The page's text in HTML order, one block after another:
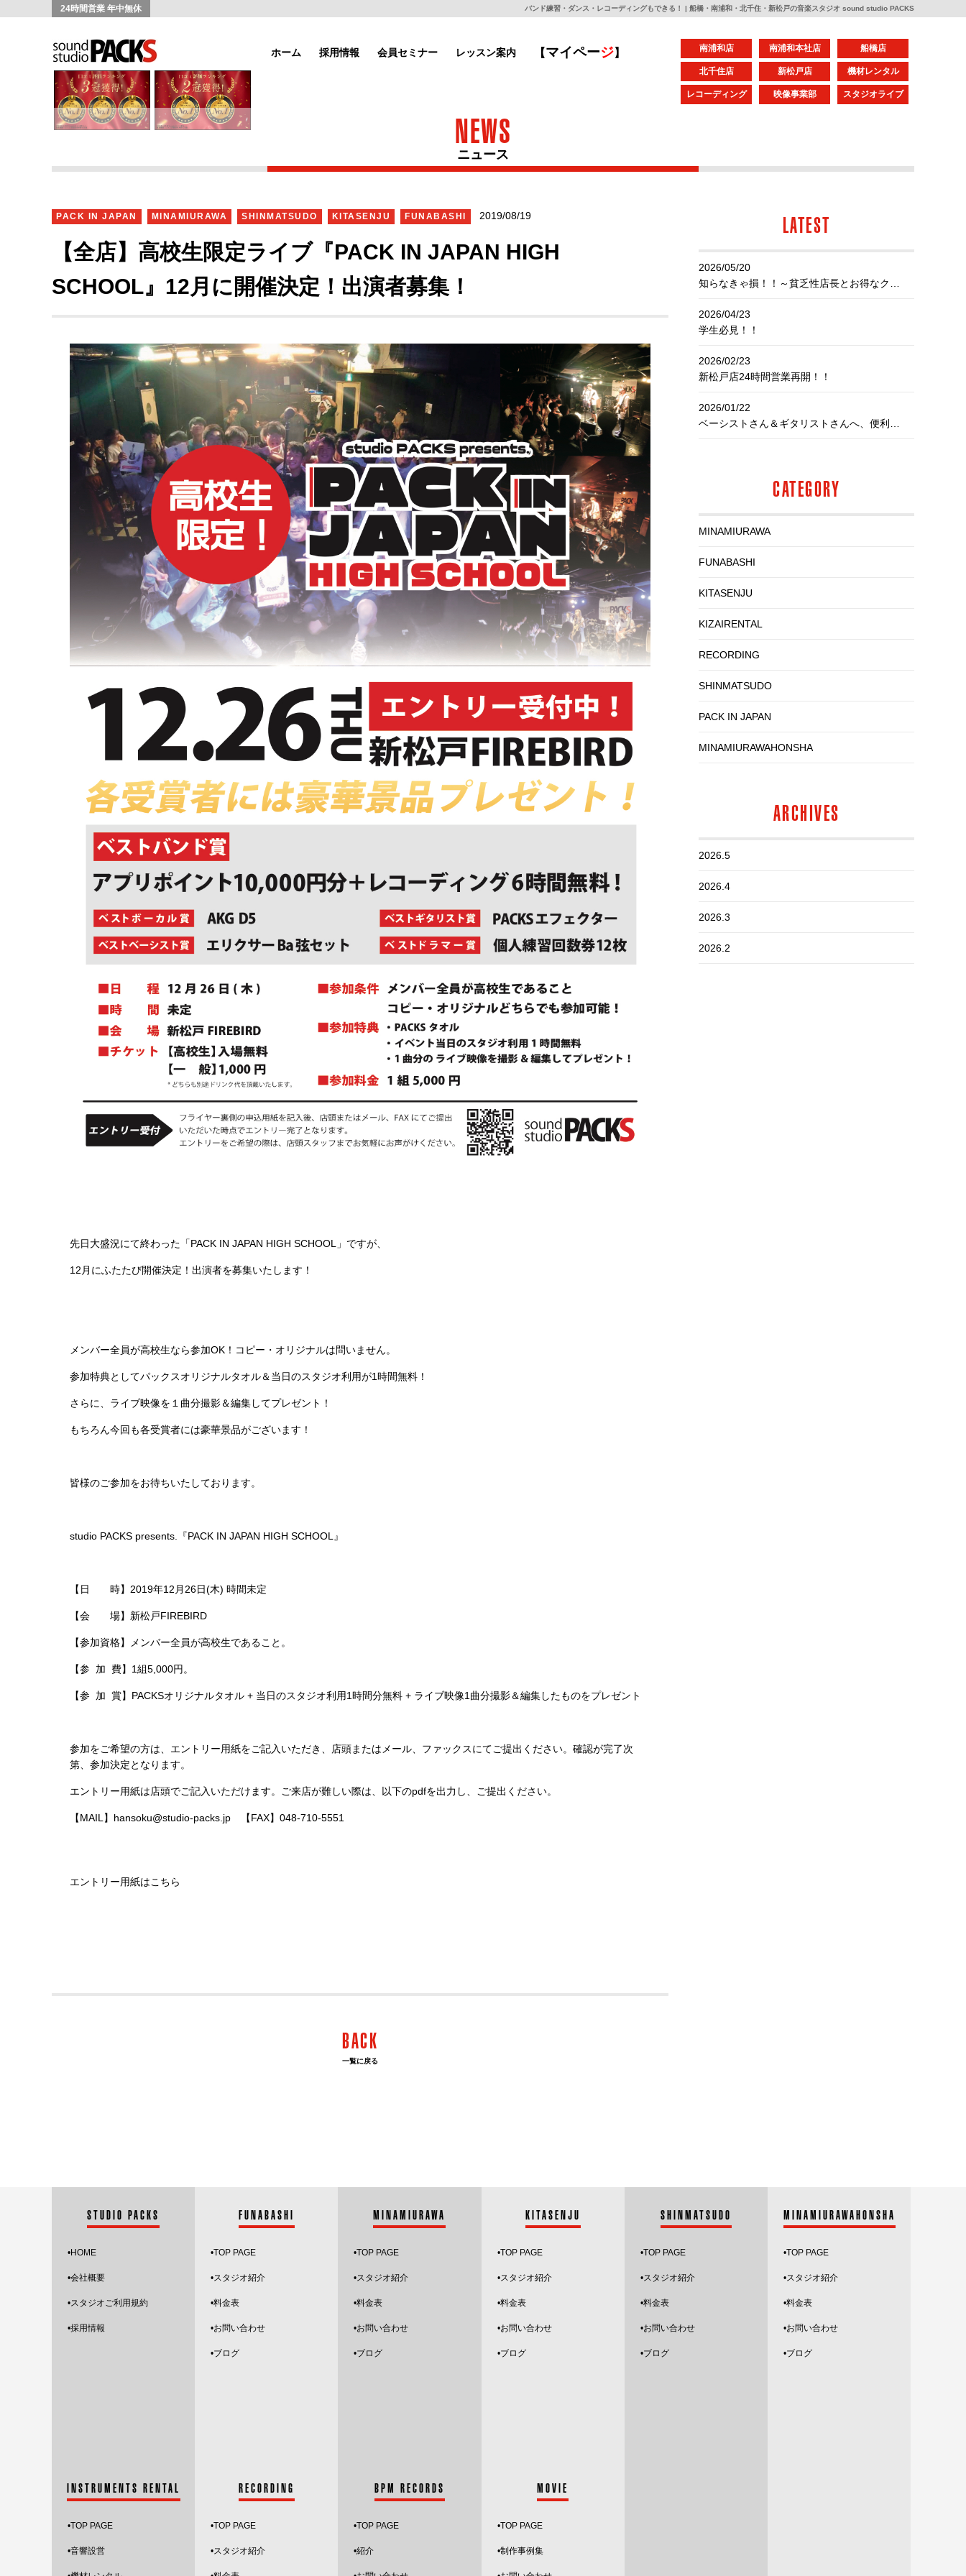
バンド練習・ダンス・レコーディングもできる！ | 船橋・南浦和・北千住・新松戸の音楽スタジオ sound studio PACKS
24時間営業 年中無休
ホーム 採用情報 会員セミナー レッスン案内 【マイページ】 南浦和店 南浦和本社店 船橋店
北千住店 新松戸店 機材レンタル
レコーディング 映像事業部 スタジオライブ
NEWS
ニュース
PACK IN JAPAN MINAMIURAWA SHINMATSUDO KITASENJU FUNABASHI 2019/08/19
【全店】高校生限定ライブ『PACK IN JAPAN HIGH
SCHOOL』12月に開催決定！出演者募集！
先日大盛況にて終わった「PACK IN JAPAN HIGH SCHOOL」ですが、
12月にふたたび開催決定！出演者を募集いたします！
メンバー全員が高校生なら参加OK！コピー・オリジナルは問いません。
参加特典としてパックスオリジナルタオル＆当日のスタジオ利用が1時間無料！
さらに、ライブ映像を１曲分撮影＆編集してプレゼント！
もちろん今回も各受賞者には豪華景品がございます！
皆様のご参加をお待ちいたしております。
studio PACKS presents.『PACK IN JAPAN HIGH SCHOOL』
【日 時】2019年12月26日(木) 時間未定
【会 場】 新松戸FIREBIRD
【参加資格】メンバー全員が高校生であること。
【参 加 費】1組5,000円。
【参 加 賞】PACKSオリジナルタオル + 当日のスタジオ利用1時間分無料 + ライブ映像1曲分撮影＆編集したものをプレゼント
参加をご希望の方は、エントリー用紙をご記入いただき、店頭またはメール、ファックスにてご提出ください。確認が完了次
第、参加決定となります。
エントリー用紙は店頭でご記入いただけます。ご来店が難しい際は、以下のpdfを出力し、ご提出ください。
【MAIL】hansoku@studio-packs.jp 【FAX】048-710-5551
エントリー用紙はこちら
BACK
一覧に戻る
LATEST
2026/05/20
2026/04/23
学生必見！！
2026/02/23
新松戸店24時間営業再開！！
2026/01/22
CATEGORY
MINAMIURAWA
FUNABASHI
KITASENJU
KIZAIRENTAL
RECORDING
SHINMATSUDO
PACK IN JAPAN
MINAMIURAWAHONSHA
ARCHIVES
2026.5
2026.4
2026.3
2026.2
2022.9
STUDIO PACKS
•HOME
•会社概要
•スタジオご利用規約
•採用情報
FUNABASHI
•TOP PAGE
•スタジオ紹介
•料金表
•お問い合わせ
•ブログ
MINAMIURAWA
•TOP PAGE
•スタジオ紹介
•料金表
•お問い合わせ
•ブログ
KITASENJU
•TOP PAGE
•スタジオ紹介
•料金表
•お問い合わせ
•ブログ
SHINMATSUDO
•TOP PAGE
•スタジオ紹介
•料金表
•お問い合わせ
•ブログ
MINAMIURAWAHONSHA
•TOP PAGE
•スタジオ紹介
•料金表
•お問い合わせ
•ブログ
INSTRUMENTS RENTAL
•TOP PAGE
•音響設営
RECORDING
•TOP PAGE
•スタジオ紹介
BPM RECORDS
•TOP PAGE
•紹介
MOVIE
•TOP PAGE
•制作事例集